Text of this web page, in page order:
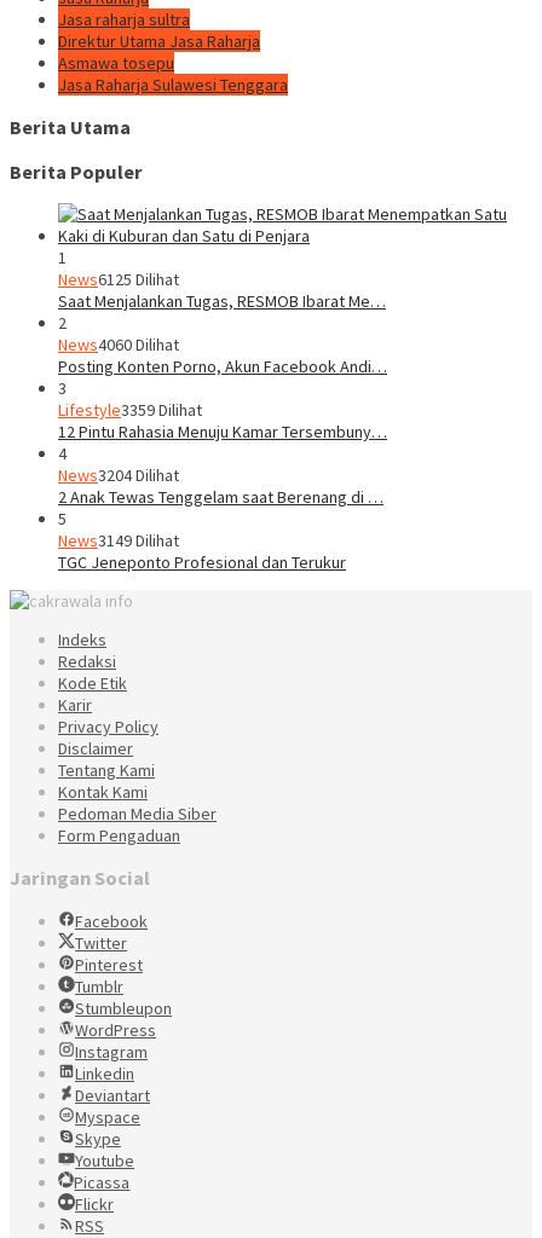
Jasa raharja sultra
Direktur Utama Jasa Raharja
Asmawa tosepu
Jasa Raharja Sulawesi Tenggara
Berita Utama
Berita Populer
1
News6125 Dilihat
Saat Menjalankan Tugas, RESMOB Ibarat Me…
2
News4060 Dilihat
Posting Konten Porno, Akun Facebook Andi…
3
Lifestyle3359 Dilihat
12 Pintu Rahasia Menuju Kamar Tersembuny…
4
News3204 Dilihat
2 Anak Tewas Tenggelam saat Berenang di …
5
News3149 Dilihat
TGC Jeneponto Profesional dan Terukur
Indeks
Redaksi
Kode Etik
Karir
Privacy Policy
Disclaimer
Tentang Kami
Kontak Kami
Pedoman Media Siber
Form Pengaduan
Jaringan Social
Facebook
Twitter
Pinterest
Tumblr
Stumbleupon
WordPress
Instagram
Linkedin
Deviantart
Myspace
Skype
Youtube
Picassa
Flickr
RSS